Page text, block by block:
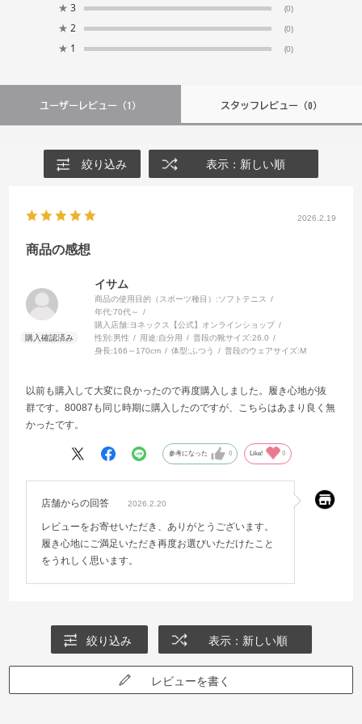
★ 3 (0)
★ 2 (0)
★ 1 (0)
ユーザーレビュー （1） スタッフレビュー（0）
絞り込み 表示：新しい順
2026.2.19
商品の感想
イサム
商品の使用目的（スポーツ種目）:ソフトテニス
年代:70代～
購入店舗: ヨネックス【公式】オンラインショップ
性別:男性 用途:自分用 普段の靴サイズ:26.0
身長:166～170cm 体型: ふつう 普段のウェアサイズ:M
以前も購入して大変に良かったので再度購入しました。履き心地が抜
群です。80087も同じ時期に購入したのですが、こちらはあまり良く無
かったです。
参考になった 0 Like! 0
店舗からの回答 2026.2.20
レビューをお寄せいただき、ありがとうございます。
履き心地にご満足いただき再度お選びいただけたこと
をうれしく思います。
絞り込み 表示：新しい順
レビューを書く